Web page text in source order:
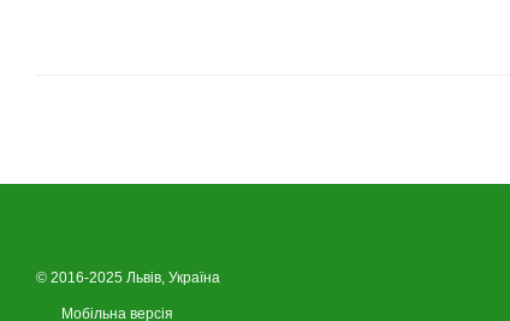
© 2016-2025 Львів, Україна
Мобільна версія